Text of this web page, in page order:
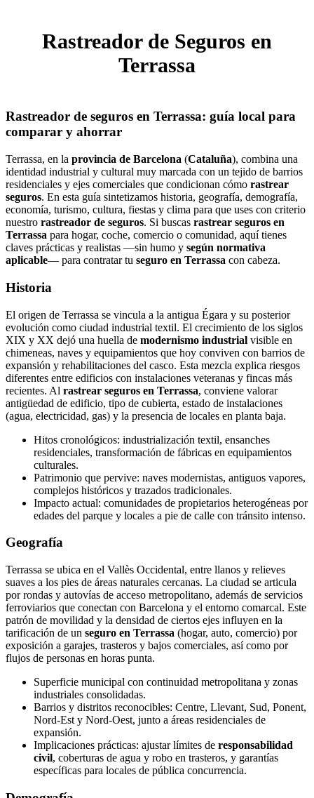
Rastreador de Seguros en
Terrassa
Rastreador de seguros en Terrassa: guía local para
comparar y ahorrar
Terrassa, en la provincia de Barcelona (Cataluña), combina una
identidad industrial y cultural muy marcada con un tejido de barrios
residenciales y ejes comerciales que condicionan cómo rastrear
seguros. En esta guía sintetizamos historia, geografía, demografía,
economía, turismo, cultura, fiestas y clima para que uses con criterio
nuestro rastreador de seguros. Si buscas rastrear seguros en
Terrassa para hogar, coche, comercio o comunidad, aquí tienes
claves prácticas y realistas —sin humo y según normativa
aplicable— para contratar tu seguro en Terrassa con cabeza.
Historia
El origen de Terrassa se vincula a la antigua Égara y su posterior
evolución como ciudad industrial textil. El crecimiento de los siglos
XIX y XX dejó una huella de modernismo industrial visible en
chimeneas, naves y equipamientos que hoy conviven con barrios de
expansión y rehabilitaciones del casco. Esta mezcla explica riesgos
diferentes entre edificios con instalaciones veteranas y fincas más
recientes. Al rastrear seguros en Terrassa, conviene valorar
antigüedad de edificio, tipo de cubierta, estado de instalaciones
(agua, electricidad, gas) y la presencia de locales en planta baja.
Hitos cronológicos: industrialización textil, ensanches
residenciales, transformación de fábricas en equipamientos
culturales.
Patrimonio que pervive: naves modernistas, antiguos vapores,
complejos históricos y trazados tradicionales.
Impacto actual: comunidades de propietarios heterogéneas por
edades del parque y locales a pie de calle con tránsito intenso.
Geografía
Terrassa se ubica en el Vallès Occidental, entre llanos y relieves
suaves a los pies de áreas naturales cercanas. La ciudad se articula
por rondas y autovías de acceso metropolitano, además de servicios
ferroviarios que conectan con Barcelona y el entorno comarcal. Este
patrón de movilidad y la densidad de ciertos ejes influyen en la
tarificación de un seguro en Terrassa (hogar, auto, comercio) por
exposición a garajes, trasteros y bajos comerciales, así como por
flujos de personas en horas punta.
Superficie municipal con continuidad metropolitana y zonas
industriales consolidadas.
Barrios y distritos reconocibles: Centre, Llevant, Sud, Ponent,
Nord-Est y Nord-Oest, junto a áreas residenciales de
expansión.
Implicaciones prácticas: ajustar límites de responsabilidad
civil, coberturas de agua y robo en trasteros, y garantías
específicas para locales de pública concurrencia.